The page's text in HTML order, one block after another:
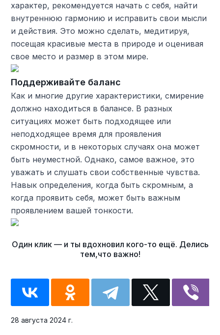
характер, рекомендуется начать с себя, найти
внутреннюю гармонию и исправить свои мысли
и действия. Это можно сделать, медитируя,
посещая красивые места в природе и оценивая
свое место и размер в этом мире.
Поддерживайте баланс
Как и многие другие характеристики, смирение
должно находиться в балансе. В разных
ситуациях может быть подходящее или
неподходящее время для проявления
скромности, и в некоторых случаях она может
быть неуместной. Однако, самое важное, это
уважать и слушать свои собственные чувства.
Навык определения, когда быть скромным, а
когда проявить себя, может быть важным
проявлением вашей тонкости.
28 августа 2024 г.